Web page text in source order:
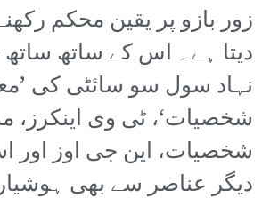
زور بازو پر یقین محکم
دیتا ہے۔ اس کے ساتھ ساتھ
نہاد سول سو سائٹی کی
شخصیات‘، ٹی وی اینکرز،
شخصیات، این جی اوز
دیگر عناصر سے بھی